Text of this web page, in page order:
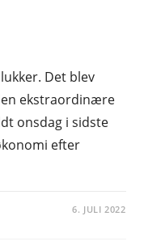
Det blev
ekstraordinære
onsdag i sidste
efter
6. JULI 2022